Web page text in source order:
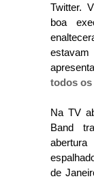
Twitter.
boa
todos os
Na TV
Band
de